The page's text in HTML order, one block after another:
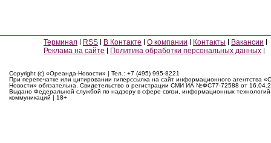
Терминал RSS В Контакте О компании Контакты
Вакансии
Реклама на сайте
Политика обработки персональных данных
Copyright (c) «Ореанда-Новости» | Тел.: +7 (495) 995-8221
При перепечатке или цитировании гиперссылка на сайт информационного агентства
Новости» обязательна. Свидетельство о регистрации СМИ ИА №ФС77-72588 от
Выдано Федеральной службой по надзору в сфере связи, информационных
коммуникаций | 18+